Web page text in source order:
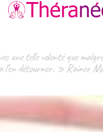
une telle volonté que
l’en détourner. » Rainer